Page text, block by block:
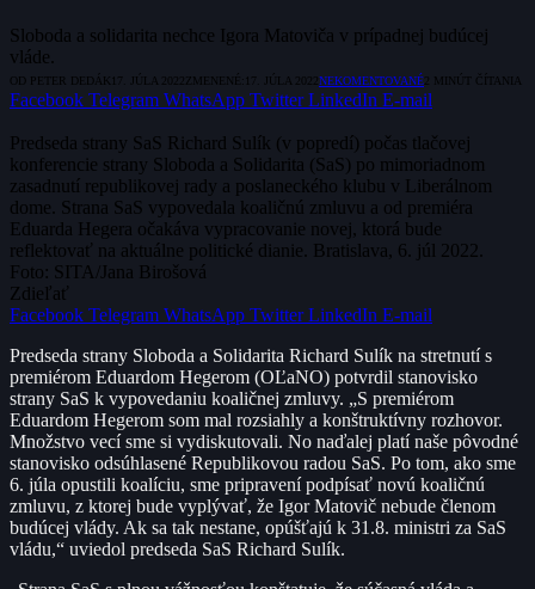
Sloboda a solidarita nechce Igora Matoviča v prípadnej budúcej
vláde.
OD PETER DEDÁK 17. JÚLA 2022 ZMENENÉ: 17. JÚLA 2022 NEKOMENTOVANÉ 2 MINÚT ČÍTANIA
Facebook Telegram WhatsApp Twitter LinkedIn E-mail
Predseda strany SaS Richard Sulík (v popredí) počas tlačovej
konferencie strany Sloboda a Solidarita (SaS) po mimoriadnom
zasadnutí republikovej rady a poslaneckého klubu v Liberálnom
dome. Strana SaS vypovedala koaličnú zmluvu a od premiéra
Eduarda Hegera očakáva vypracovanie novej, ktorá bude
reflektovať na aktuálne politické dianie. Bratislava, 6. júl 2022.
Foto: SITA/Jana Birošová
Zdieľať
Facebook Telegram WhatsApp Twitter LinkedIn E-mail
Predseda strany Sloboda a Solidarita Richard Sulík na stretnutí s
premiérom Eduardom Hegerom (OĽaNO) potvrdil stanovisko
strany SaS k vypovedaniu koaličnej zmluvy. „S premiérom
Eduardom Hegerom som mal rozsiahly a konštruktívny rozhovor.
Množstvo vecí sme si vydiskutovali. No naďalej platí naše pôvodné
stanovisko odsúhlasené Republikovou radou SaS. Po tom, ako sme
6. júla opustili koalíciu, sme pripravení podpísať novú koaličnú
zmluvu, z ktorej bude vyplývať, že Igor Matovič nebude členom
budúcej vlády. Ak sa tak nestane, opúšťajú k 31.8. ministri za SaS
vládu,“ uviedol predseda SaS Richard Sulík.